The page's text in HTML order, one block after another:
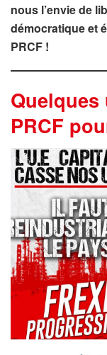
nous l’envie de
démocratique et
PRCF !
Quelques
PRCF